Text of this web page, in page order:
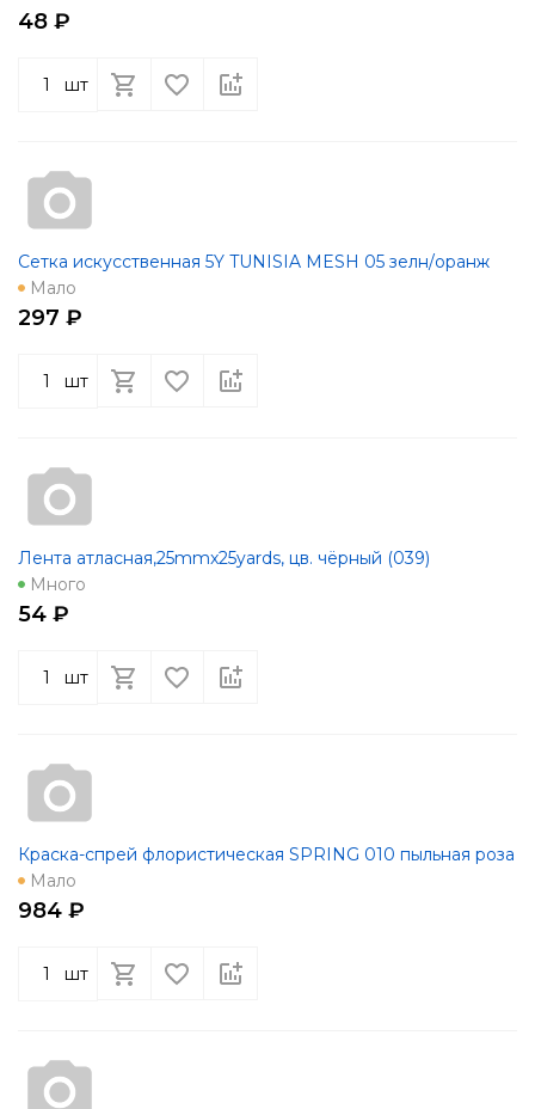
48 ₽
шт
Сетка искусственная 5Y TUNISIA MESH 05 зелн/оранж
Мало
297 ₽
шт
Лента атласная,25mmx25yards, цв. чёрный (039)
Много
54 ₽
шт
Краска-спрей флористическая SPRING 010 пыльная роза
Мало
984 ₽
шт